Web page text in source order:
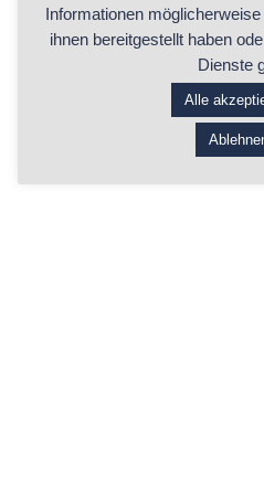
Informationen
ihnen bereitgestellt haben
Dienste
Alle